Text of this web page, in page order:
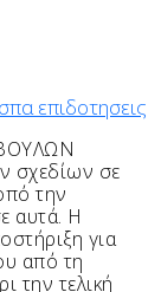
σχεδίων σε
την
αυτά. Η
για
από τη
την τελική